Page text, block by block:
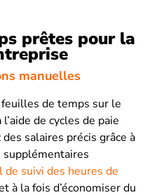
prêtes pour la
manuelles
de temps sur le
de cycles de paie
salaires précis grâce à
supplémentaires
de suivi des heures de
à la fois d’économiser du